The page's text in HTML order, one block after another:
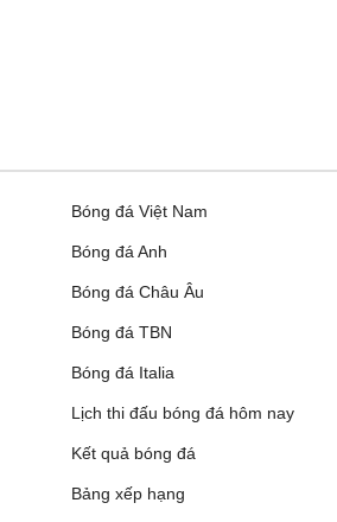
Bóng đá Việt Nam
Bóng đá Anh
Bóng đá Châu Âu
Bóng đá TBN
Bóng đá Italia
Lịch thi đấu bóng đá hôm nay
Kết quả bóng đá
Bảng xếp hạng